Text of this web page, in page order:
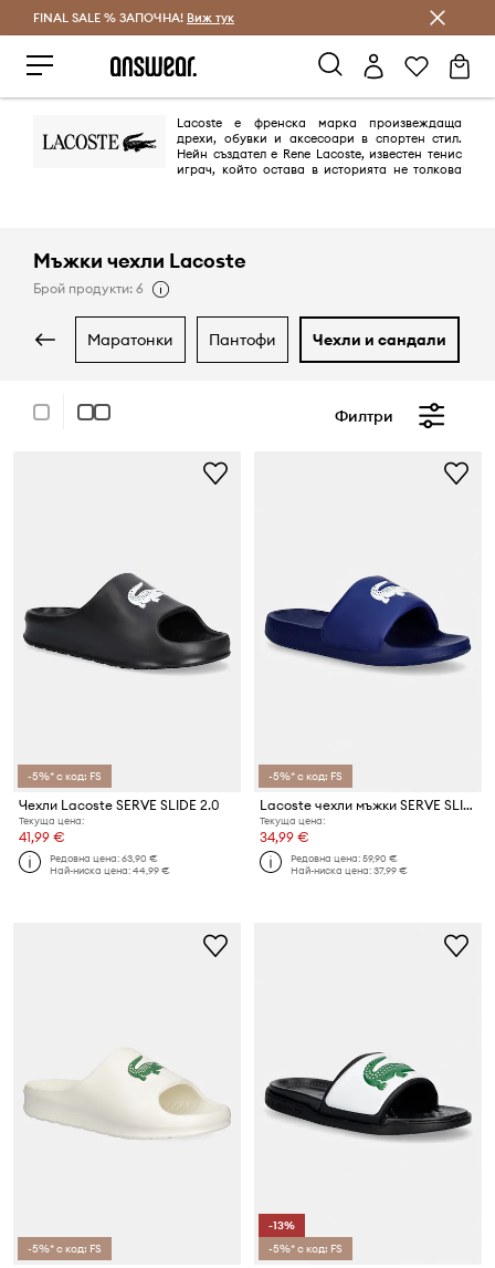
Спестявай с Answear Club
FINAL SALE % ЗАПОЧНА! Виж тук
Lacoste е френска марка произвеждаща
дрехи, обувки и аксесоари в спортен стил.
Нейн създател е Rene Lacoste, известен тенис
играч, който остава в историята не толкова
Мъжки чехли Lacoste
Брой продукти: 6
маратонки пантофи чехли и сандали
Филтри
-5%* с код: FS
Чехли Lacoste SERVE SLIDE 2.0
Текуща цена:
41,99 €
Редовна цена:63,90 €
Най-ниска цена:44,99 €
-5%* с код: FS
Lacoste чехли мъжки SERVE SLIDE 1.0
Текуща цена:
34,99 €
Редовна цена:59,90 €
Най-ниска цена:37,99 €
-5%* с код: FS
-13%
-5%* с код: FS